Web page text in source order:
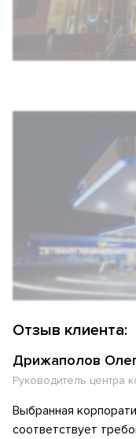
Отзыв клиента:
Дрижаполов
Руководитель центра
Выбранная
соответствует